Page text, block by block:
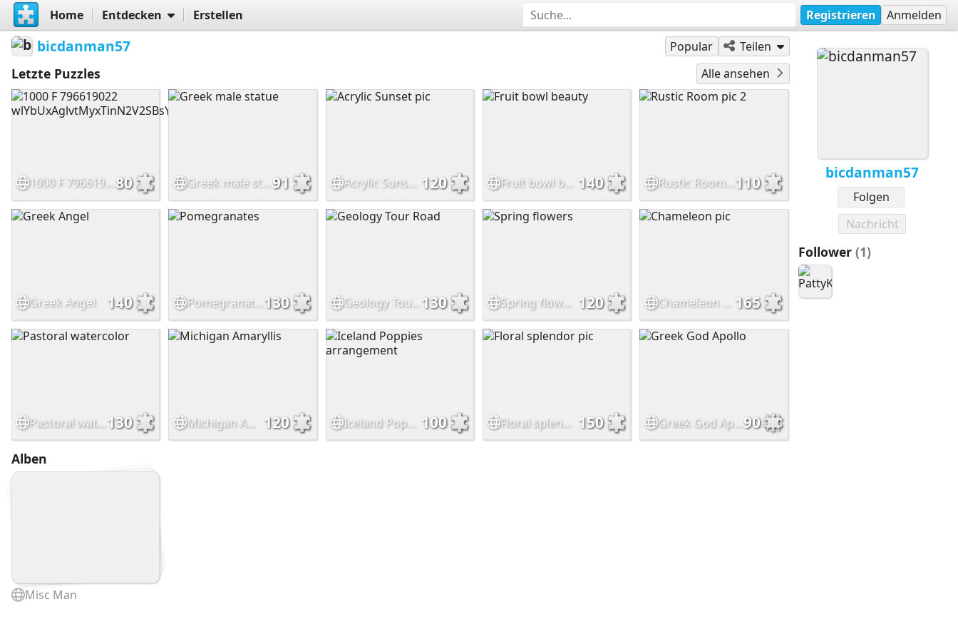
Home Entdecken Erstellen Registrieren Anmelden
bicdanman57
Folgen
Nachricht
Follower (1)
bicdanman57 Popular Teilen
Letzte Puzzles Alle ansehen
1000 F 796619022 wlYbUxAglvtMyxTinN2V2SBsYVP3XBk3 80 Greek male statue 91 Acrylic Sunset pic 120 Fruit bowl beauty 140 Rustic Room pic 2 110
Greek Angel 140 Pomegranates130 Geology Tour Road 130 Spring flowers 120 Chameleon pic 165
Pastoral watercolor 130 Michigan Amaryllis 120 Iceland Poppies arrangement 100 Floral splendor pic 150 Greek God Apollo 90
Alben
Misc Man